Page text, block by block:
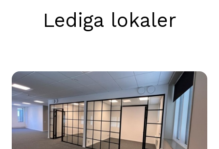
Lediga lokaler